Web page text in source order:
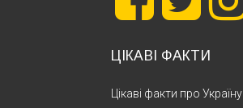
ЦІКАВІ ФАКТИ
Цікаві факти про Україну